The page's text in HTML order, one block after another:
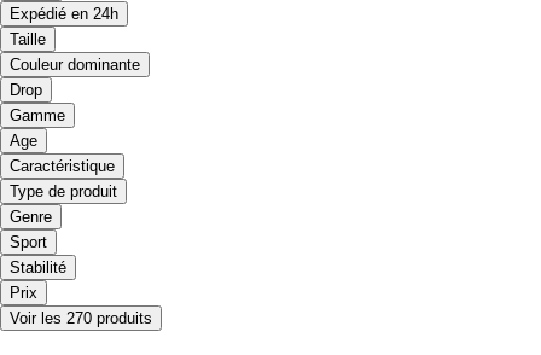
Expédié en 24h
Taille
Couleur dominante
Drop
Gamme
Age
Caractéristique
Type de produit
Genre
Sport
Stabilité
Prix
Voir les 270 produits